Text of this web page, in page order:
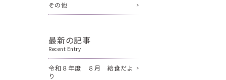
その他
最新の記事
Recent Entry
令和８年度 ８月 給食だよ
り